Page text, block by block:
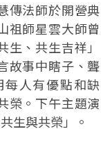
傳法師於開營典
祖師星雲大師曾
、共生吉祥」
故事中瞎子、聾
人有優點和缺
榮。下午主題演
生與共榮」。